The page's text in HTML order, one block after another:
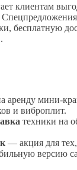
клиентам
бесплатную
аренду мини-
и виброплит.
техники на
— акция для
версию